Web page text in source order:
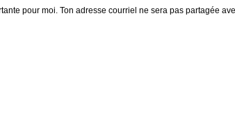
pour moi. Ton adresse courriel ne sera pas partagée